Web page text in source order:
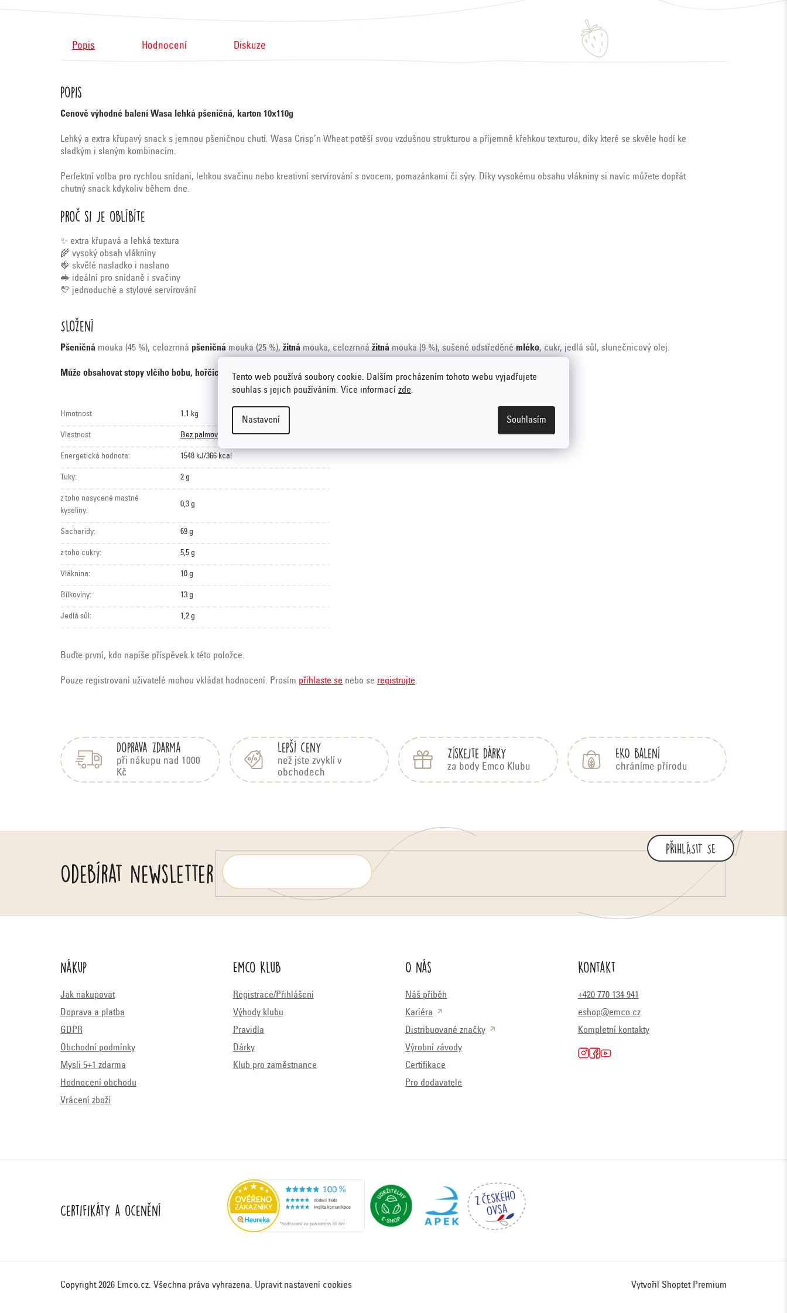
Tento web používá soubory cookie. Dalším procházením tohoto webu vyjadřujete
souhlas s jejich používáním. Více informací zde.
Nastavení Souhlasím
Popis Hodnocení Diskuze
Popis
Cenově výhodné balení Wasa lehká pšeničná, karton 10x110g
Lehký a extra křupavý snack s jemnou pšeničnou chutí. Wasa Crisp’n Wheat potěší svou vzdušnou strukturou a příjemně křehkou texturou, díky které se skvěle hodí ke
sladkým i slaným kombinacím.
Perfektní volba pro rychlou snídani, lehkou svačinu nebo kreativní servírování s ovocem, pomazánkami či sýry. Díky vysokému obsahu vlákniny si navíc můžete dopřát
chutný snack kdykoliv během dne.
Proč si je oblíbíte
✨ extra křupavá a lehká textura
🌾 vysoký obsah vlákniny
🍓 skvělé nasladko i naslano
🥪 ideální pro snídaně i svačiny
💛 jednoduché a stylové servírování
Složení
Pšeničná mouka (45 %), celozrnná pšeničná mouka (25 %), žitná mouka, celozrnná žitná mouka (9 %), sušené odstředěné mléko, cukr, jedlá sůl, slunečnicový olej.
Může obsahovat stopy vlčího bobu, hořčice, sezamových semen a sóji.
Hmotnost 1.1 kg
Vlastnost Bez palmového tuku
Energetická hodnota: 1548 kJ/366 kcal
Tuky: 2 g
z toho nasycené mastné
kyseliny:
0,3 g
Sacharidy: 69 g
z toho cukry: 5,5 g
Vláknina: 10 g
Bílkoviny: 13 g
Jedlá sůl: 1,2 g
Buďte první, kdo napíše příspěvek k této položce.
Pouze registrovaní uživatelé mohou vkládat hodnocení. Prosím přihlaste se nebo se registrujte.
Doprava zdarma
při nákupu nad 1000
Kč
Lepší ceny
než jste zvyklí v
obchodech
Získejte dárky
za body Emco Klubu
EKO balení
chráníme přírodu
Odebírat newsletter
PŘIHLÁSIT SE
Nákup
Jak nakupovat
Doprava a platba
GDPR
Obchodní podmínky
Mysli 5+1 zdarma
Hodnocení obchodu
Vrácení zboží
Emco Klub
Registrace/Přihlášení
Výhody klubu
Pravidla
Dárky
Klub pro zaměstnance
O nás
Náš příběh
Kariéra
Distribuované značky
Výrobní závody
Certifikace
Pro dodavatele
Kontakt
+420 770 134 941
eshop@emco.cz
Kompletní kontakty
Certifikáty a ocenění
Vytvořil Shoptet Premium
Copyright 2026 Emco.cz. Všechna práva vyhrazena. Upravit nastavení cookies